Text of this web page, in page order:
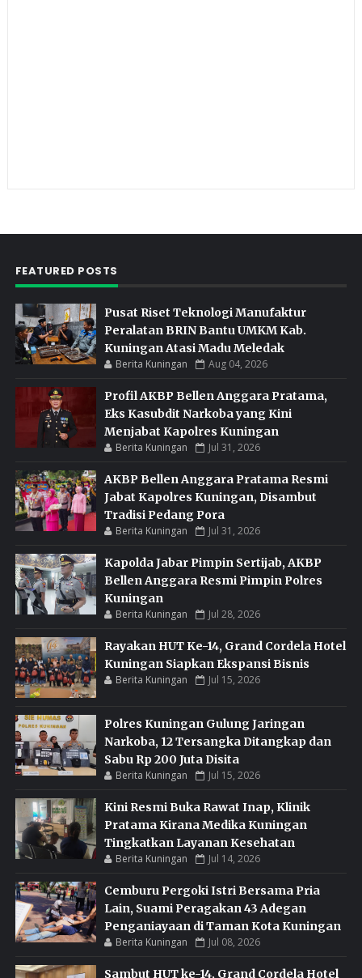
FEATURED POSTS
Pusat Riset Teknologi Manufaktur
Peralatan BRIN Bantu UMKM Kab.
Kuningan Atasi Madu Meledak
Berita Kuningan Aug 04, 2026
Profil AKBP Bellen Anggara Pratama,
Eks Kasubdit Narkoba yang Kini
Menjabat Kapolres Kuningan
Berita Kuningan Jul 31, 2026
AKBP Bellen Anggara Pratama Resmi
Jabat Kapolres Kuningan, Disambut
Tradisi Pedang Pora
Berita Kuningan Jul 31, 2026
Kapolda Jabar Pimpin Sertijab, AKBP
Bellen Anggara Resmi Pimpin Polres
Kuningan
Berita Kuningan Jul 28, 2026
Rayakan HUT Ke-14, Grand Cordela Hotel
Kuningan Siapkan Ekspansi Bisnis
Berita Kuningan Jul 15, 2026
Polres Kuningan Gulung Jaringan
Narkoba, 12 Tersangka Ditangkap dan
Sabu Rp 200 Juta Disita
Berita Kuningan Jul 15, 2026
Kini Resmi Buka Rawat Inap, Klinik
Pratama Kirana Medika Kuningan
Tingkatkan Layanan Kesehatan
Berita Kuningan Jul 14, 2026
Cemburu Pergoki Istri Bersama Pria
Lain, Suami Peragakan 43 Adegan
Penganiayaan di Taman Kota Kuningan
Berita Kuningan Jul 08, 2026
Sambut HUT ke-14, Grand Cordela Hotel